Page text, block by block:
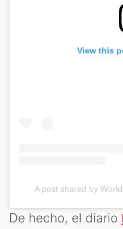
View this
A post shared by
De hecho, el diario